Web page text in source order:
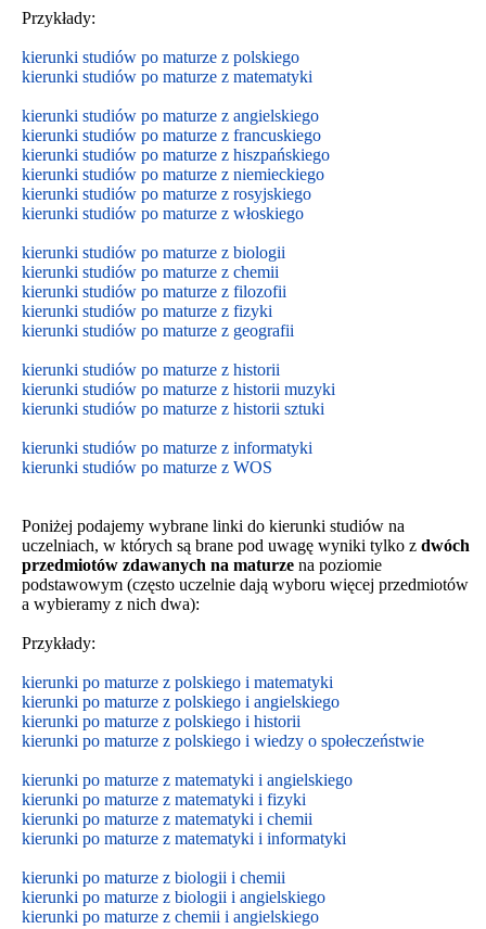
Przykłady:
kierunki studiów po maturze z polskiego
kierunki studiów po maturze z matematyki
kierunki studiów po maturze z angielskiego
kierunki studiów po maturze z francuskiego
kierunki studiów po maturze z hiszpańskiego
kierunki studiów po maturze z niemieckiego
kierunki studiów po maturze z rosyjskiego
kierunki studiów po maturze z włoskiego
kierunki studiów po maturze z biologii
kierunki studiów po maturze z chemii
kierunki studiów po maturze z filozofii
kierunki studiów po maturze z fizyki
kierunki studiów po maturze z geografii
kierunki studiów po maturze z historii
kierunki studiów po maturze z historii muzyki
kierunki studiów po maturze z historii sztuki
kierunki studiów po maturze z informatyki
kierunki studiów po maturze z WOS
Poniżej podajemy wybrane linki do kierunki studiów na
uczelniach, w których są brane pod uwagę wyniki tylko z dwóch
przedmiotów zdawanych na maturze na poziomie
podstawowym (często uczelnie dają wyboru więcej przedmiotów
a wybieramy z nich dwa):
Przykłady:
kierunki po maturze z polskiego i matematyki
kierunki po maturze z polskiego i angielskiego
kierunki po maturze z polskiego i historii
kierunki po maturze z polskiego i wiedzy o społeczeństwie
kierunki po maturze z matematyki i angielskiego
kierunki po maturze z matematyki i fizyki
kierunki po maturze z matematyki i chemii
kierunki po maturze z matematyki i informatyki
kierunki po maturze z biologii i chemii
kierunki po maturze z biologii i angielskiego
kierunki po maturze z chemii i angielskiego